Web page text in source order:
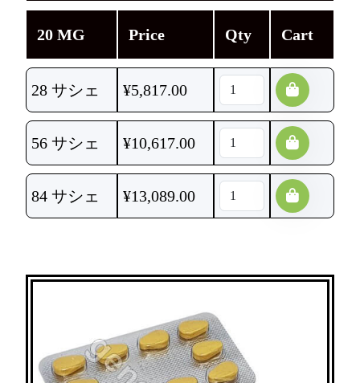
20 MG Price Qty Cart
28 サシェ ¥5,817.00
56 サシェ ¥10,617.00
84 サシェ ¥13,089.00